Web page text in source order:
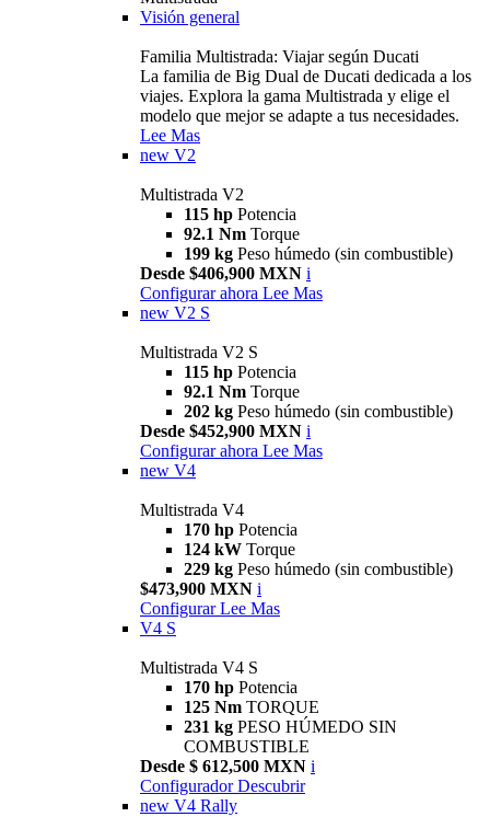
Visión general
Familia Multistrada: Viajar según Ducati
La familia de Big Dual de Ducati dedicada a los
viajes. Explora la gama Multistrada y elige el
modelo que mejor se adapte a tus necesidades.
Lee Mas
new V2
Multistrada V2
115 hp Potencia
92.1 Nm Torque
199 kg Peso húmedo (sin combustible)
Desde $406,900 MXN i
Configurar ahora Lee Mas
new V2 S
Multistrada V2 S
115 hp Potencia
92.1 Nm Torque
202 kg Peso húmedo (sin combustible)
Desde $452,900 MXN i
Configurar ahora Lee Mas
new V4
Multistrada V4
170 hp Potencia
124 kW Torque
229 kg Peso húmedo (sin combustible)
$473,900 MXN i
Configurar Lee Mas
V4 S
Multistrada V4 S
170 hp Potencia
125 Nm TORQUE
231 kg PESO HÚMEDO SIN
COMBUSTIBLE
Desde $ 612,500 MXN i
Configurador Descubrir
new V4 Rally